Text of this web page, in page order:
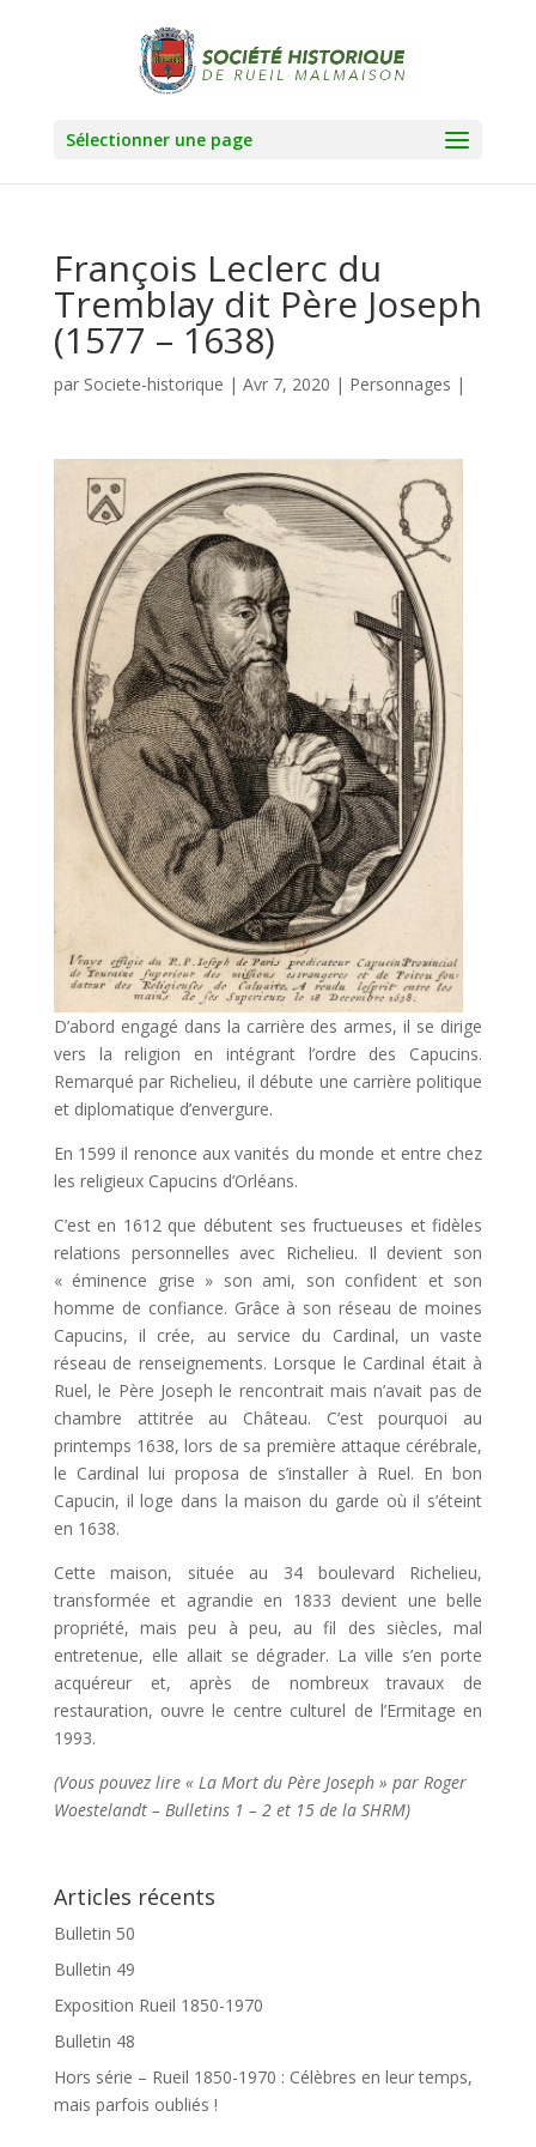
Sélectionner une page
François Leclerc du
Tremblay dit Père Joseph
(1577 – 1638)
par Societe-historique | Avr 7, 2020 | Personnages |
D’abord engagé dans la carrière des armes, il se dirige
vers la religion en intégrant l’ordre des Capucins.
Remarqué par Richelieu, il débute une carrière politique
et diplomatique d’envergure.
En 1599 il renonce aux vanités du monde et entre chez
les religieux Capucins d’Orléans.
C’est en 1612 que débutent ses fructueuses et fidèles
relations personnelles avec Richelieu. Il devient son
« éminence grise » son ami, son confident et son
homme de confiance. Grâce à son réseau de moines
Capucins, il crée, au service du Cardinal, un vaste
réseau de renseignements. Lorsque le Cardinal était à
Ruel, le Père Joseph le rencontrait mais n’avait pas de
chambre attitrée au Château. C’est pourquoi au
printemps 1638, lors de sa première attaque cérébrale,
le Cardinal lui proposa de s’installer à Ruel. En bon
Capucin, il loge dans la maison du garde où il s’éteint
en 1638.
Cette maison, située au 34 boulevard Richelieu,
transformée et agrandie en 1833 devient une belle
propriété, mais peu à peu, au fil des siècles, mal
entretenue, elle allait se dégrader. La ville s’en porte
acquéreur et, après de nombreux travaux de
restauration, ouvre le centre culturel de l’Ermitage en
1993.
(Vous pouvez lire « La Mort du Père Joseph » par Roger
Woestelandt – Bulletins 1 – 2 et 15 de la SHRM)
Articles récents
Bulletin 50
Bulletin 49
Exposition Rueil 1850-1970
Bulletin 48
Hors série – Rueil 1850-1970 : Célèbres en leur temps,
mais parfois oubliés !